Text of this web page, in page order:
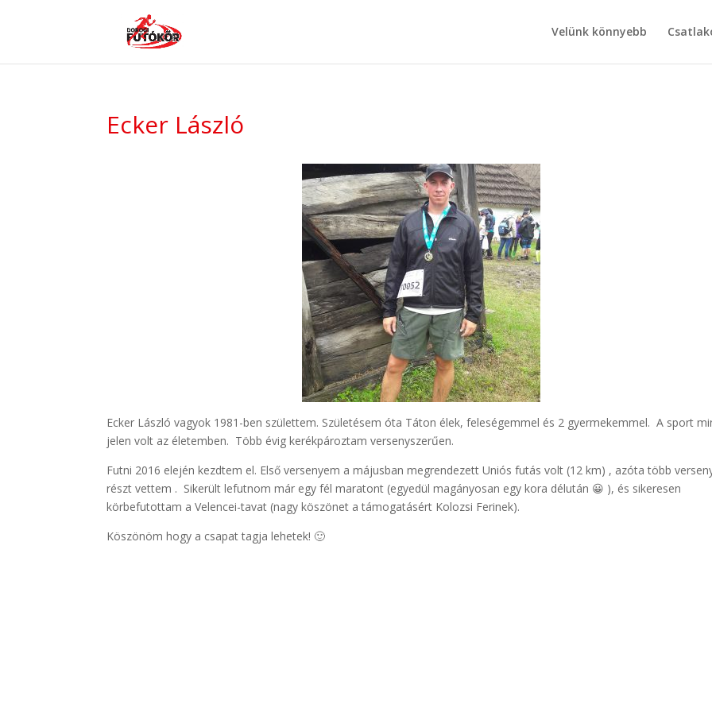
Velünk könnyebb
Ecker László
Ecker László vagyok 1981-ben születtem. Születésem óta Táton élek, feleségemmel és 2 gyermekemmel. A sport
jelen volt az életemben. Több évig kerékpároztam versenyszerűen.
Futni 2016 elején kezdtem el. Első versenyem a májusban megrendezett Uniós futás volt (12 km) , azóta több
részt vettem . Sikerült lefutnom már egy fél maratont (egyedül magányosan egy kora délután 😀 ), és sikeresen
körbefutottam a Velencei-tavat (nagy köszönet a támogatásért Kolozsi Ferinek).
Köszönöm hogy a csapat tagja lehetek! 🙂